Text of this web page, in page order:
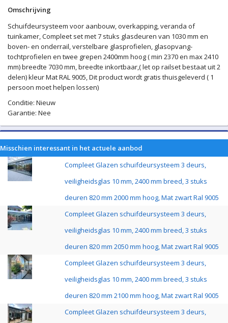
Omschrijving
Schuifdeursysteem voor aanbouw, overkapping, veranda of
tuinkamer, Compleet set met 7 stuks glasdeuren van 1030 mm en
boven- en onderrail, verstelbare glasprofielen, glasopvang-
tochtprofielen en twee grepen 2400mm hoog ( min 2370 en max 2410
mm) breedte 7030 mm, breedte inkortbaar,( let op railset bestaat uit 2
delen) kleur Mat RAL 9005, Dit product wordt gratis thuisgeleverd ( 1
persoon moet helpen lossen)
Conditie: Nieuw
Garantie: Nee
Misschien interessant in het actuele aanbod
Compleet Glazen schuifdeursysteem 3 deurs,
veiligheidsglas 10 mm, 2400 mm breed, 3 stuks
deuren 820 mm 2000 mm hoog, Mat zwart Ral 9005
Compleet Glazen schuifdeursysteem 3 deurs,
veiligheidsglas 10 mm, 2400 mm breed, 3 stuks
deuren 820 mm 2050 mm hoog, Mat zwart Ral 9005
Compleet Glazen schuifdeursysteem 3 deurs,
veiligheidsglas 10 mm, 2400 mm breed, 3 stuks
deuren 820 mm 2100 mm hoog, Mat zwart Ral 9005
Compleet Glazen schuifdeursysteem 3 deurs,